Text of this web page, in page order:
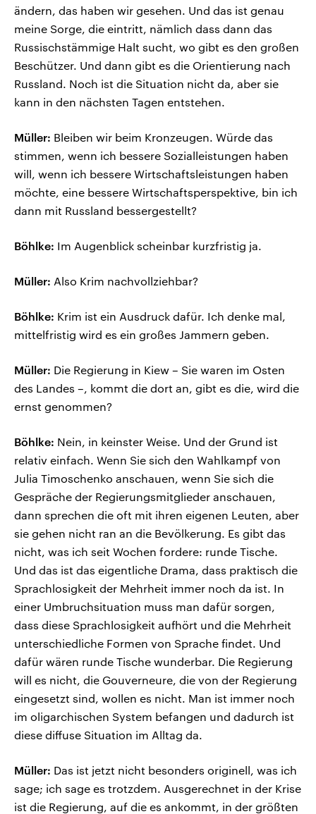
ändern, das haben wir gesehen. Und das ist genau
meine Sorge, die eintritt, nämlich dass dann das
Russischstämmige Halt sucht, wo gibt es den großen
Beschützer. Und dann gibt es die Orientierung nach
Russland. Noch ist die Situation nicht da, aber sie
kann in den nächsten Tagen entstehen.
Müller: Bleiben wir beim Kronzeugen. Würde das
stimmen, wenn ich bessere Sozialleistungen haben
will, wenn ich bessere Wirtschaftsleistungen haben
möchte, eine bessere Wirtschaftsperspektive, bin ich
dann mit Russland bessergestellt?
Böhlke: Im Augenblick scheinbar kurzfristig ja.
Müller: Also Krim nachvollziehbar?
Böhlke: Krim ist ein Ausdruck dafür. Ich denke mal,
mittelfristig wird es ein großes Jammern geben.
Müller: Die Regierung in Kiew – Sie waren im Osten
des Landes –, kommt die dort an, gibt es die, wird die
ernst genommen?
Böhlke: Nein, in keinster Weise. Und der Grund ist
relativ einfach. Wenn Sie sich den Wahlkampf von
Julia Timoschenko anschauen, wenn Sie sich die
Gespräche der Regierungsmitglieder anschauen,
dann sprechen die oft mit ihren eigenen Leuten, aber
sie gehen nicht ran an die Bevölkerung. Es gibt das
nicht, was ich seit Wochen fordere: runde Tische.
Und das ist das eigentliche Drama, dass praktisch die
Sprachlosigkeit der Mehrheit immer noch da ist. In
einer Umbruchsituation muss man dafür sorgen,
dass diese Sprachlosigkeit aufhört und die Mehrheit
unterschiedliche Formen von Sprache findet. Und
dafür wären runde Tische wunderbar. Die Regierung
will es nicht, die Gouverneure, die von der Regierung
eingesetzt sind, wollen es nicht. Man ist immer noch
im oligarchischen System befangen und dadurch ist
diese diffuse Situation im Alltag da.
Müller: Das ist jetzt nicht besonders originell, was ich
sage; ich sage es trotzdem. Ausgerechnet in der Krise
ist die Regierung, auf die es ankommt, in der größten